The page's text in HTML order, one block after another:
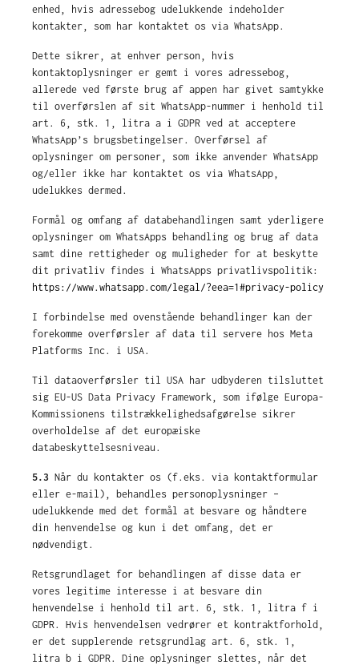
enhed, hvis adressebog udelukkende indeholder
kontakter, som har kontaktet os via WhatsApp.
Dette sikrer, at enhver person, hvis
kontaktoplysninger er gemt i vores adressebog,
allerede ved første brug af appen har givet samtykke
til overførslen af sit WhatsApp-nummer i henhold til
art. 6, stk. 1, litra a i GDPR ved at acceptere
WhatsApp’s brugsbetingelser. Overførsel af
oplysninger om personer, som ikke anvender WhatsApp
og/eller ikke har kontaktet os via WhatsApp,
udelukkes dermed.
Formål og omfang af databehandlingen samt yderligere
oplysninger om WhatsApps behandling og brug af data
samt dine rettigheder og muligheder for at beskytte
dit privatliv findes i WhatsApps privatlivspolitik:
https://www.whatsapp.com/legal/?eea=1#privacy-policy
I forbindelse med ovenstående behandlinger kan der
forekomme overførsler af data til servere hos Meta
Platforms Inc. i USA.
Til dataoverførsler til USA har udbyderen tilsluttet
sig EU-US Data Privacy Framework, som ifølge Europa-
Kommissionens tilstrækkelighedsafgørelse sikrer
overholdelse af det europæiske
databeskyttelsesniveau.
5.3 Når du kontakter os (f.eks. via kontaktformular
eller e-mail), behandles personoplysninger –
udelukkende med det formål at besvare og håndtere
din henvendelse og kun i det omfang, det er
nødvendigt.
Retsgrundlaget for behandlingen af disse data er
vores legitime interesse i at besvare din
henvendelse i henhold til art. 6, stk. 1, litra f i
GDPR. Hvis henvendelsen vedrører et kontraktforhold,
er det supplerende retsgrundlag art. 6, stk. 1,
litra b i GDPR. Dine oplysninger slettes, når det